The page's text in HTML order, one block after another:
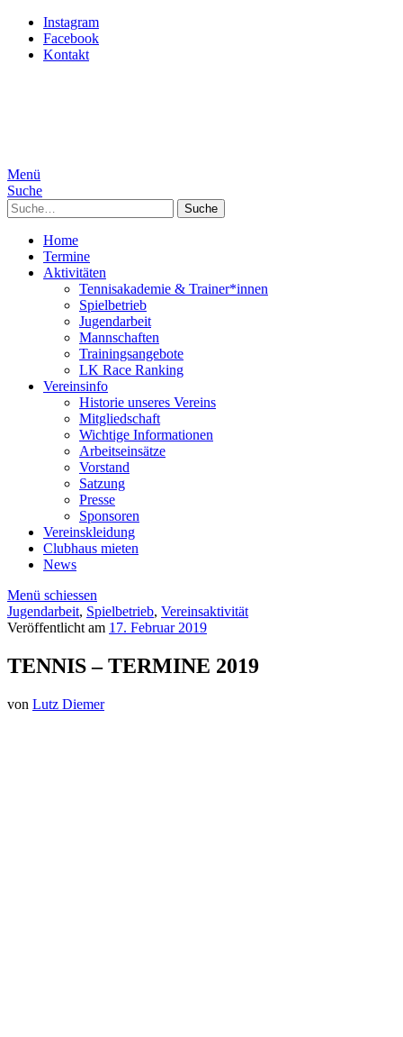
Instagram
Facebook
Kontakt
Menü
Suche
Suche
Home
Termine
Aktivitäten
Tennisakademie & Trainer*innen
Spielbetrieb
Jugendarbeit
Mannschaften
Trainingsangebote
LK Race Ranking
Vereinsinfo
Historie unseres Vereins
Mitgliedschaft
Wichtige Informationen
Arbeitseinsätze
Vorstand
Satzung
Presse
Sponsoren
Vereinskleidung
Clubhaus mieten
News
Menü schiessen
Jugendarbeit, Spielbetrieb, Vereinsaktivität
Veröffentlicht am 17. Februar 2019
TENNIS – TERMINE 2019
von Lutz Diemer